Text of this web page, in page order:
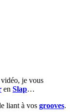
je vous
en Slap…
liant à vos grooves.